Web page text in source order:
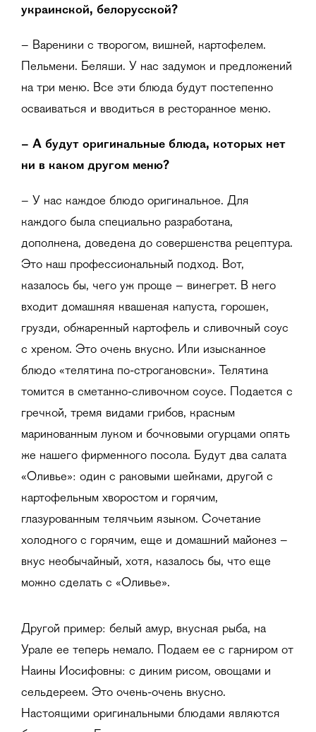
украинской, белорусской?
– Вареники с творогом, вишней, картофелем.
Пельмени. Беляши. У нас задумок и предложений
на три меню. Все эти блюда будут постепенно
осваиваться и вводиться в ресторанное меню.
– А будут оригинальные блюда, которых нет
ни в каком другом меню?
– У нас каждое блюдо оригинальное. Для
каждого была специально разработана,
дополнена, доведена до совершенства рецептура.
Это наш профессиональный подход. Вот,
казалось бы, чего уж проще – винегрет. В него
входит домашняя квашеная капуста, горошек,
грузди, обжаренный картофель и сливочный соус
с хреном. Это очень вкусно. Или изысканное
блюдо «телятина по-строгановски». Телятина
томится в сметанно-сливочном соусе. Подается с
гречкой, тремя видами грибов, красным
маринованным луком и бочковыми огурцами опять
же нашего фирменного посола. Будут два салата
«Оливье»: один с раковыми шейками, другой с
картофельным хворостом и горячим,
глазурованным телячьим языком. Сочетание
холодного с горячим, еще и домашний майонез –
вкус необычайный, хотя, казалось бы, что еще
можно сделать с «Оливье».
Другой пример: белый амур, вкусная рыба, на
Урале ее теперь немало. Подаем ее с гарниром от
Наины Иосифовны: с диким рисом, овощами и
сельдереем. Это очень-очень вкусно.
Настоящими оригинальными блюдами являются